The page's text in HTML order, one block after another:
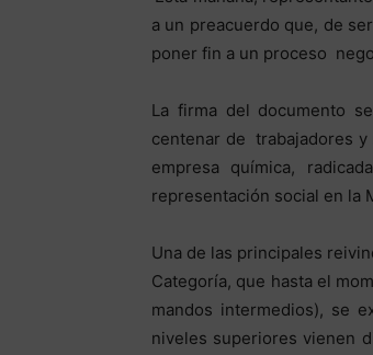
a un preacuerdo que, de
poner fin a un proceso
La firma del documento
centenar de trabajadores y
empresa química,
representación social en la
Una de las principales
Categoría, que hasta el
mandos intermedios), se
niveles superiores vienen